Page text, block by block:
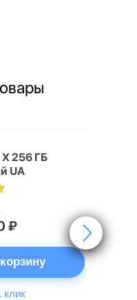
256 ГБ
UA
₽
клик